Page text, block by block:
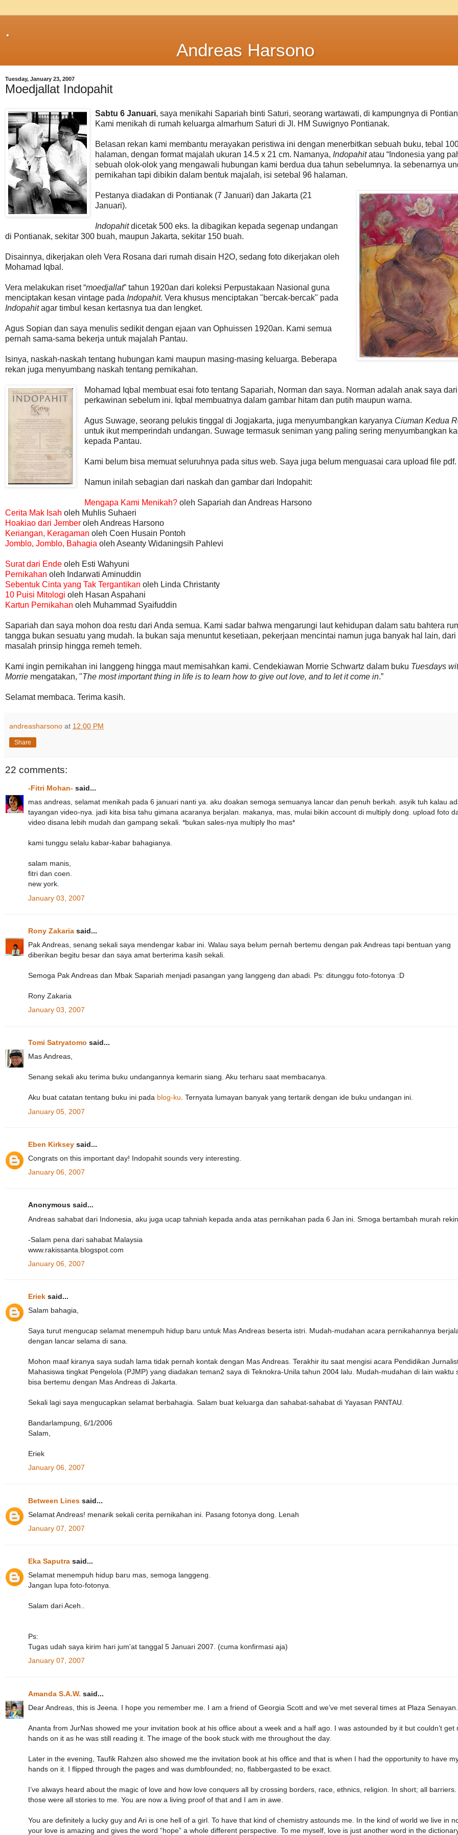
.
Andreas Harsono
Tuesday, January 23, 2007
Moedjallat Indopahit
Sabtu 6 Januari, saya menikahi Sapariah binti Saturi, seorang wartawati, di kampungnya di
Kami menikah di rumah keluarga almarhum Saturi di Jl. HM Suwignyo Pontianak.
Belasan rekan kami membantu merayakan peristiwa ini dengan menerbitkan sebuah buku, tebal
halaman, dengan format majalah ukuran 14.5 x 21 cm. Namanya, Indopahitatau “Indonesia yang
sebuah olok-olok yang mengawali hubungan kami berdua dua tahun sebelumnya. Ia sebenarnya
pernikahan tapi dibikin dalam bentuk majalah, isi setebal 96 halaman.
Pestanya diadakan di Pontianak (7 Januari) dan Jakarta (21
Januari).
Indopahitdicetak 500 eks. Ia dibagikan kepada segenap undangan
di Pontianak, sekitar 300 buah, maupun Jakarta, sekitar 150 buah.
Disainnya, dikerjakan oleh Vera Rosana dari rumah disain H2O, sedang foto dikerjakan oleh
Mohamad Iqbal.
Vera melakukan riset “moedjallat” tahun 1920an dari koleksi Perpustakaan Nasional guna
menciptakan kesan vintage pada Indopahit. Vera khusus menciptakan "bercak-bercak" pada
Indopahitagar timbul kesan kertasnya tua dan lengket.
Agus Sopian dan saya menulis sedikit dengan ejaan van Ophuissen 1920an. Kami semua
pernah sama-sama bekerja untuk majalah Pantau.
Isinya, naskah-naskah tentang hubungan kami maupun masing-masing keluarga. Beberapa
rekan juga menyumbang naskah tentang pernikahan.
Mohamad Iqbal membuat esai foto tentang Sapariah, Norman dan saya. Norman adalah anak saya dari
perkawinan sebelum ini. Iqbal membuatnya dalam gambar hitam dan putih maupun warna.
Agus Suwage, seorang pelukis tinggal di Jogjakarta, juga menyumbangkan karyanya Ciuman Kedua
untuk ikut memperindah undangan. Suwage termasuk seniman yang paling sering menyumbangkan
kepada Pantau.
Kami belum bisa memuat seluruhnya pada situs web. Saya juga belum menguasai cara upload file pdf.
Namun inilah sebagian dari naskah dan gambar dari Indopahit:
Mengapa Kami Menikah?oleh Sapariah dan Andreas Harsono
Cerita Mak Isah oleh Muhlis Suhaeri
Hoakiao dari Jember oleh Andreas Harsono
Keriangan, Keragaman oleh Coen Husain Pontoh
Jomblo, Jomblo, Bahagia oleh Aseanty Widaningsih Pahlevi
Surat dari Ende oleh Esti Wahyuni
Pernikahan oleh Indarwati Aminuddin
Sebentuk Cinta yang Tak Tergantikan oleh Linda Christanty
10 Puisi Mitologi oleh Hasan Aspahani
Kartun Pernikahan oleh Muhammad Syaifuddin
Sapariah dan saya mohon doa restu dari Anda semua. Kami sadar bahwa mengarungi laut kehidupan dalam satu bahtera
tangga bukan sesuatu yang mudah. Ia bukan saja menuntut kesetiaan, pekerjaan mencintai namun juga banyak hal lain, dari
masalah prinsip hingga remeh temeh.
Kami ingin pernikahan ini langgeng hingga maut memisahkan kami. Cendekiawan Morrie Schwartz dalam buku Tuesdays
Morrie mengatakan, "The most important thing in life is to learn how to give out love, and to let it come in.”
Selamat membaca. Terima kasih.
andreasharsono at 12:00 PM
Share
22 comments:
-Fitri Mohan- said...
mas andreas, selamat menikah pada 6 januari nanti ya. aku doakan semoga semuanya lancar dan penuh berkah. asyik tuh kalau
tayangan video-nya. jadi kita bisa tahu gimana acaranya berjalan. makanya, mas, mulai bikin account di multiply dong. upload foto
video disana lebih mudah dan gampang sekali. *bukan sales-nya multiply lho mas*
kami tunggu selalu kabar-kabar bahagianya.
salam manis,
fitri dan coen.
new york.
January 03, 2007
Rony Zakaria said...
Pak Andreas, senang sekali saya mendengar kabar ini. Walau saya belum pernah bertemu dengan pak Andreas tapi bentuan yang
diberikan begitu besar dan saya amat berterima kasih sekali.
Semoga Pak Andreas dan Mbak Sapariah menjadi pasangan yang langgeng dan abadi. Ps: ditunggu foto-fotonya :D
Rony Zakaria
January 03, 2007
Tomi Satryatomo said...
Mas Andreas,
Senang sekali aku terima buku undangannya kemarin siang. Aku terharu saat membacanya.
Aku buat catatan tentang buku ini pada blog-ku. Ternyata lumayan banyak yang tertarik dengan ide buku undangan ini.
January 05, 2007
Eben Kirksey said...
Congrats on this important day! Indopahit sounds very interesting.
January 06, 2007
Anonymous said...
Andreas sahabat dari Indonesia, aku juga ucap tahniah kepada anda atas pernikahan pada 6 Jan ini. Smoga bertambah murah
-Salam pena dari sahabat Malaysia
www.rakissanta.blogspot.com
January 06, 2007
Eriek said...
Salam bahagia,
Saya turut mengucap selamat menempuh hidup baru untuk Mas Andreas beserta istri. Mudah-mudahan acara pernikahannya
dengan lancar selama di sana.
Mohon maaf kiranya saya sudah lama tidak pernah kontak dengan Mas Andreas. Terakhir itu saat mengisi acara Pendidikan
Mahasiswa tingkat Pengelola (PJMP) yang diadakan teman2 saya di Teknokra-Unila tahun 2004 lalu. Mudah-mudahan di lain waktu
bisa bertemu dengan Mas Andreas di Jakarta.
Sekali lagi saya mengucapkan selamat berbahagia. Salam buat keluarga dan sahabat-sahabat di Yayasan PANTAU.
Bandarlampung, 6/1/2006
Salam,
Eriek
January 06, 2007
Between Lines said...
Selamat Andreas! menarik sekali cerita pernikahan ini. Pasang fotonya dong. Lenah
January 07, 2007
Eka Saputra said...
Selamat menempuh hidup baru mas, semoga langgeng.
Jangan lupa foto-fotonya.
Salam dari Aceh..
Ps:
Tugas udah saya kirim hari jum'at tanggal 5 Januari 2007. (cuma konfirmasi aja)
January 07, 2007
Amanda S.A.W. said...
Dear Andreas, this is Jeena. I hope you remember me. I am a friend of Georgia Scott and we’ve met several times at Plaza Senayan.
Ananta from JurNas showed me your invitation book at his office about a week and a half ago. I was astounded by it but couldn’t get
hands on it as he was still reading it. The image of the book stuck with me throughout the day.
Later in the evening, Taufik Rahzen also showed me the invitation book at his office and that is when I had the opportunity to have
hands on it. I flipped through the pages and was dumbfounded; no, flabbergasted to be exact.
I’ve always heard about the magic of love and how love conquers all by crossing borders, race, ethnics, religion. In short; all barriers.
those were all stories to me. You are now a living proof of that and I am in awe.
You are definitely a lucky guy and Ari is one hell of a girl. To have that kind of chemistry astounds me. In the kind of world we live in
your love is amazing and gives the word “hope” a whole different perspective. To me myself, love is just another word in the